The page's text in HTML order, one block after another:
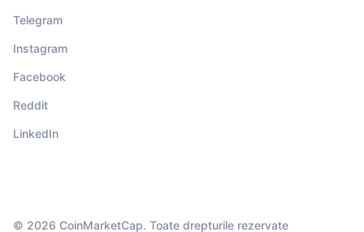
Telegram
Instagram
Facebook
Reddit
LinkedIn
© 2026 CoinMarketCap. Toate drepturile rezervate